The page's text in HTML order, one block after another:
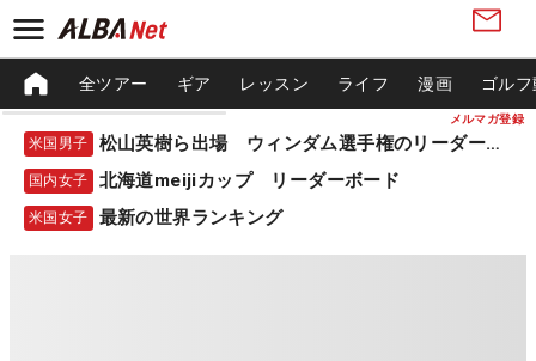
メルマガ登録
全ツアー ギア レッスン ライフ 漫画 ゴル
米国男子 松山英樹ら出場 ウィンダム選手権のリーダーボード
国内女子 北海道meijiカップ リーダーボード
米国女子 最新の世界ランキング